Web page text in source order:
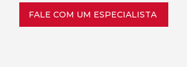
FALE COM UM ESPECIALISTA